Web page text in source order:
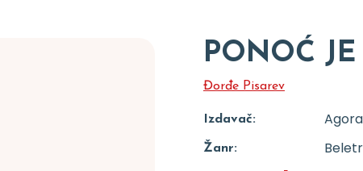
PONOĆ
Đorđe Pisarev
Izdavač: Agora
Žanr: